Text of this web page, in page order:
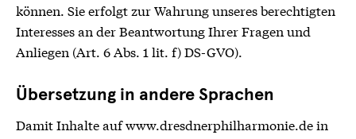
können. Sie erfolgt zur Wahrung unseres berechtigten
Interesses an der Beantwortung Ihrer Fragen und
Anliegen (Art. 6 Abs. 1 lit. f) DS-GVO).
Übersetzung in andere Sprachen
Damit Inhalte auf www.dresdnerphilharmonie.de in